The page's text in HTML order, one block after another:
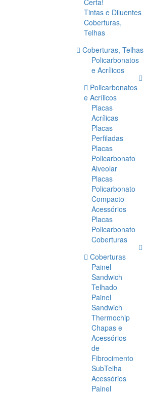
Certa!
Tintas e Diluentes
Coberturas,
Telhas
Coberturas, Telhas
Policarbonatos
e Acrílicos
Policarbonatos
e Acrílicos
Placas
Acrílicas
Placas
Perfiladas
Placas
Policarbonato
Alveolar
Placas
Policarbonato
Compacto
Acessórios
Placas
Policarbonato
Coberturas
Coberturas
Painel
Sandwich
Telhado
Painel
Sandwich
Thermochip
Chapas e
Acessórios
de
Fibrocimento
SubTelha
Acessórios
Painel